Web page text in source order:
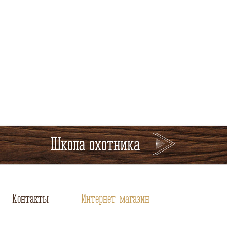
Школа охотника
Контакты Интернет-магазин